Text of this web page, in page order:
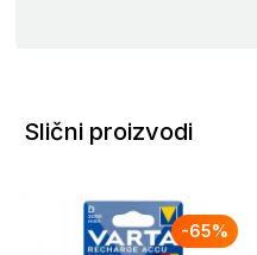
Slični proizvodi
-65%